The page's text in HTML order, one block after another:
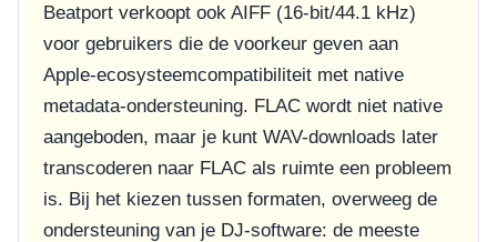
Beatport verkoopt ook AIFF (16-bit/44.1 kHz)
voor gebruikers die de voorkeur geven aan
Apple-ecosysteemcompatibiliteit met native
metadata-ondersteuning. FLAC wordt niet native
aangeboden, maar je kunt WAV-downloads later
transcoderen naar FLAC als ruimte een probleem
is. Bij het kiezen tussen formaten, overweeg de
ondersteuning van je DJ-software: de meeste